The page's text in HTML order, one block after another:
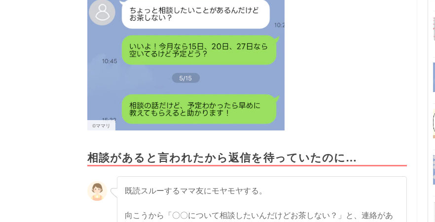
©︎ママリ
相談があると言われたから返信を待っていたのに…
既読スルーするママ友にモヤモヤする。
向こうから「〇〇について相談したいんだけどお茶しない？」と、連絡があ